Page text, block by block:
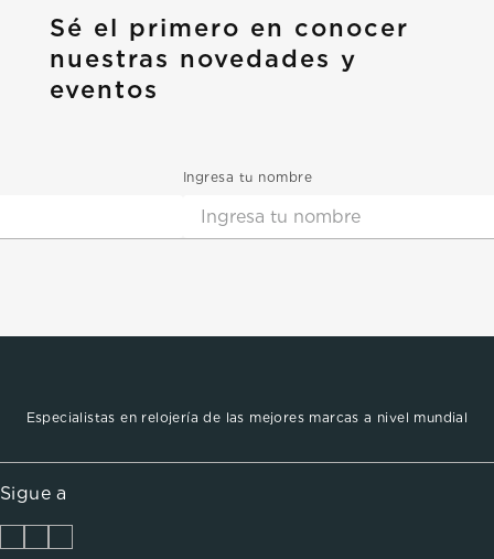
Sé el primero en conocer
nuestras novedades y
eventos
Ingresa tu nombre
Especialistas en relojería de las mejores marcas a nivel mundial
Sigue a